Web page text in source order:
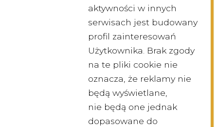
aktywności w innych
serwisach jest budowany
profil zainteresowań
Użytkownika. Brak zgody
na te pliki cookie nie
oznacza, że reklamy nie
będą wyświetlane,
nie będą one jednak
dopasowane do